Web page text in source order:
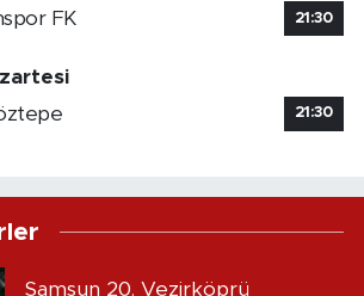
FK 21:30
21:30
Samsun 20. Vezirköprü